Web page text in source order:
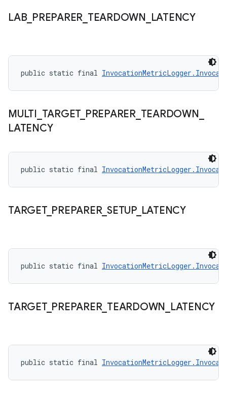
LAB_ PREPARER TEARDOWN LATENCY
public static final
MULTI TARGET_ PREPARER_ TEARDOWN
LATENCY
public static final
TARGET_ PREPARER_ SETUP_ LATENCY
public static final
TARGET_ PREPARER_ TEARDOWN LATENCY
public static final